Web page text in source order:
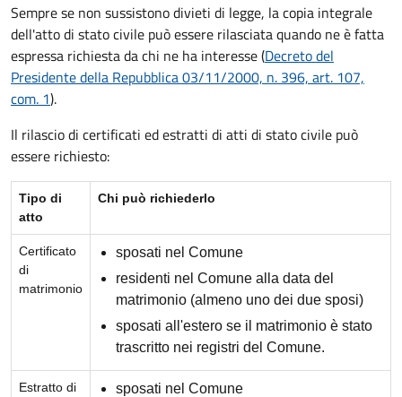
Sempre se non sussistono divieti di legge, la copia integrale
dell'atto di stato civile può essere rilasciata quando ne è fatta
espressa richiesta da chi ne ha interesse (Decreto del
Presidente della Repubblica 03/11/2000, n. 396, art. 107,
com. 1).
Il rilascio di certificati ed estratti di atti di stato civile può
essere richiesto:
Tipo di
atto
Chi può richiederlo
Certificato
di
matrimonio
sposati nel Comune
residenti nel Comune alla data del
matrimonio (almeno uno dei due sposi)
sposati all'estero se il matrimonio è stato
trascritto nei registri del Comune.
Estratto di
sposati nel Comune